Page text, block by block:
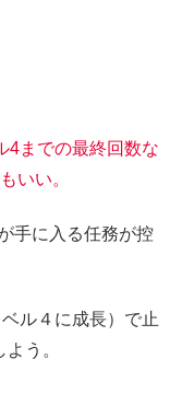
4までの最終回数な
いい。
手に入る任務が控
ル４に成長）で止
う。